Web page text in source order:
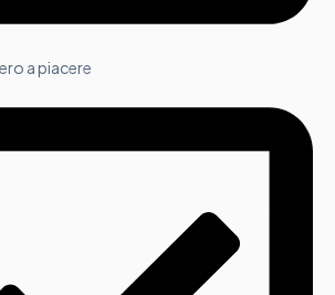
a piacere